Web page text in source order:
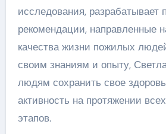
исследования, разрабатывает
рекомендации, направленные
качества жизни пожилых
своим знаниям и опыту,
людям сохранить свое
активность на протяжении
этапов.